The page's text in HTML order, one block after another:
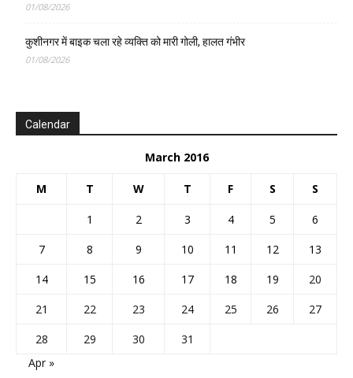
01/08/2026
कुशीनगर में बाइक चला रहे व्यक्ति को मारी गोली, हालत गंभीर
01/08/2026
Calendar
March 2016
M T W T F S S
1 2 3 4 5
6
7
8 9 10 11 12
13
14
15 16 17 18 19
20
21
22 23 24 25 26
27
28
29 30
31
Apr »